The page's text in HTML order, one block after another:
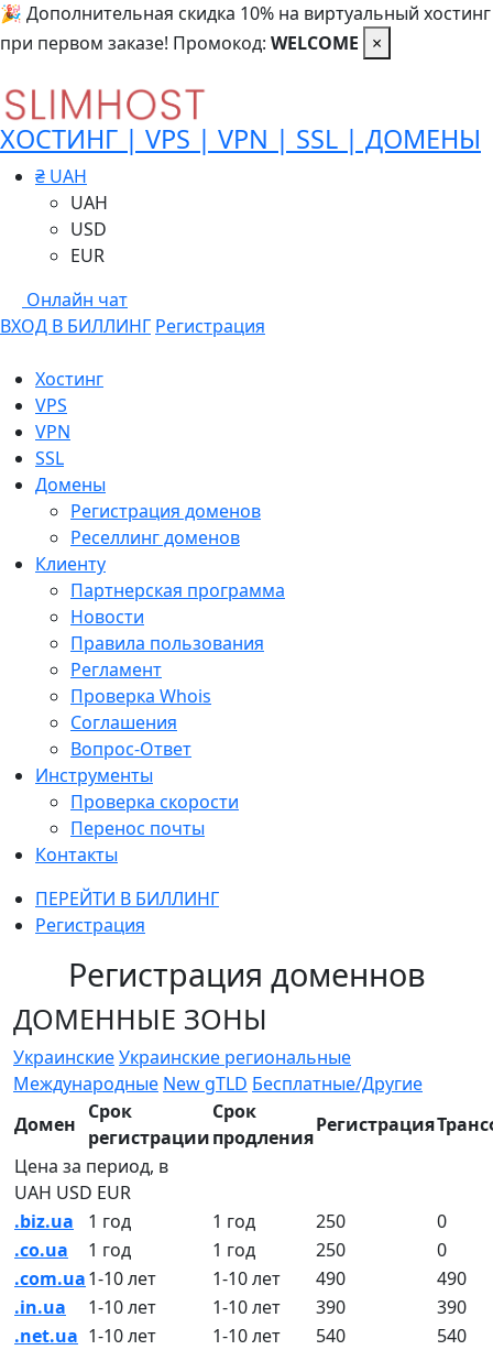
🎉 Дополнительная скидка 10% на виртуальный хостинг
при первом заказе! Промокод: WELCOME ×
ХОСТИНГ | VPS | VPN | SSL | ДОМЕНЫ
₴ UAH
UAH
USD
EUR
Онлайн чат
ВХОД В БИЛЛИНГ Регистрация
Хостинг
VPS
VPN
SSL
Домены
Регистрация доменов
Реселлинг доменов
Клиенту
Партнерская программа
Новости
Правила пользования
Регламент
Проверка Whois
Соглашения
Вопрос-Ответ
Инструменты
Проверка скорости
Перенос почты
Контакты
ПЕРЕЙТИ В БИЛЛИНГ
Регистрация
Регистрация доменнов
ДОМЕННЫЕ ЗОНЫ
УкраинскиеУкраинские региональные
Международные New gTLD Бесплатные/Другие
Домен
Срок
регистрации
Срок
продления
Регистрация
Цена за период, в
UAH USD EUR
.biz.ua
1 год 1 год 250
0
.co.ua
1 год 1 год 250
0
.com.ua1-10 лет 1-10 лет 490
490
.in.ua
1-10 лет 1-10 лет 390
390
.net.ua 1-10 лет 1-10 лет 540
540